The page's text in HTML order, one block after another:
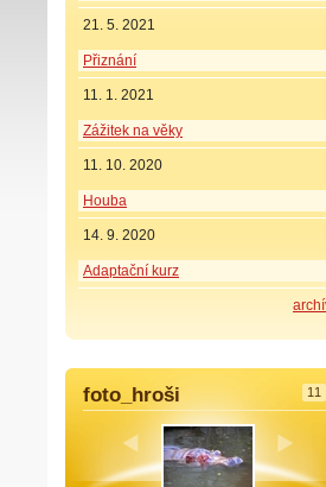
21. 5. 2021
Přiznání
11. 1. 2021
Zážitek na věky
11. 10. 2020
Houba
14. 9. 2020
Adaptační kurz
foto_hroši 11